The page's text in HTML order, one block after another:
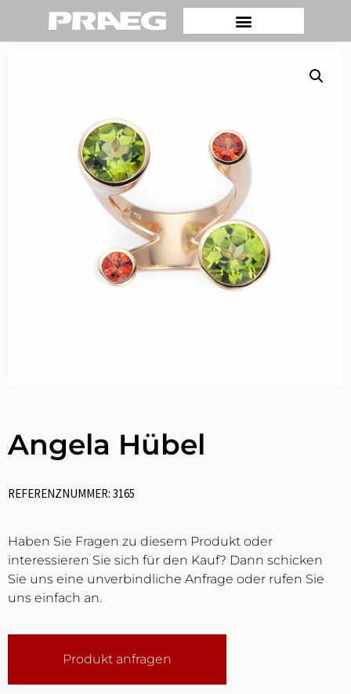
Angela Hübel
REFERENZNUMMER: 3165
Haben Sie Fragen zu diesem Produkt oder
interessieren Sie sich für den Kauf? Dann schicken
Sie uns eine unverbindliche Anfrage oder rufen Sie
uns einfach an.
Produkt anfragen